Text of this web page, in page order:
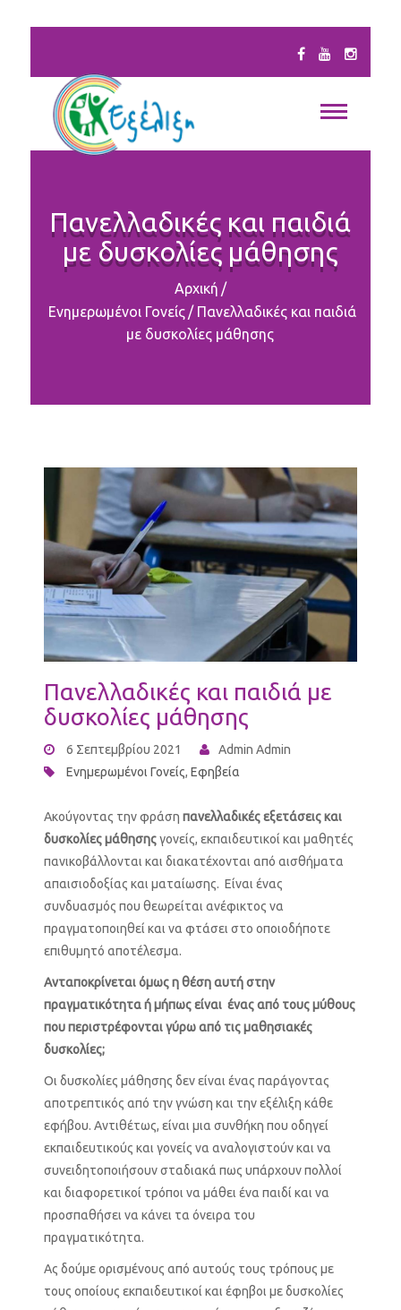
Πανελλαδικές και παιδιά
με δυσκολίες μάθησης
Αρχική /
Ενημερωμένοι Γονείς /Πανελλαδικές και παιδιά
με δυσκολίες μάθησης
Πανελλαδικές και παιδιά με
δυσκολίες μάθησης
6 Σεπτεμβρίου 2021
Admin Admin
Ενημερωμένοι Γονείς, Εφηβεία
Ακούγοντας την φράση πανελλαδικές εξετάσεις και
δυσκολίες μάθησηςγονείς, εκπαιδευτικοί και μαθητές
πανικοβάλλονται και διακατέχονται από αισθήματα
απαισιοδοξίας και ματαίωσης. Είναι ένας
συνδυασμός που θεωρείται ανέφικτος να
πραγματοποιηθεί και να φτάσει στο οποιοδήποτε
επιθυμητό αποτέλεσμα.
Ανταποκρίνεται όμως η θέση αυτή στην
πραγματικότητα ή μήπως είναι ένας από τους μύθους
που περιστρέφονται γύρω από τις μαθησιακές
δυσκολίες;
Οι δυσκολίες μάθησης δεν είναι ένας παράγοντας
αποτρεπτικός από την γνώση και την εξέλιξη κάθε
εφήβου. Αντιθέτως, είναι μια συνθήκη που οδηγεί
εκπαιδευτικούς και γονείς να αναλογιστούν και να
συνειδητοποιήσουν σταδιακά πως υπάρχουν πολλοί
και διαφορετικοί τρόποι να μάθει ένα παιδί και να
προσπαθήσει να κάνει τα όνειρα του
πραγματικότητα.
Ας δούμε ορισμένους από αυτούς τους τρόπους με
τους οποίους εκπαιδευτικοί και έφηβοι με δυσκολίες